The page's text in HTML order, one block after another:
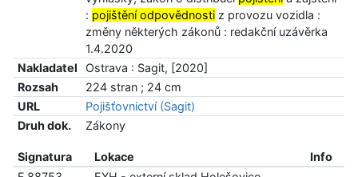
: pojištění odpovědnostiz provozu vozidla :
změny některých zákonů : redakční uzávěrka
1.4.2020
Nakladatel
Ostrava : Sagit, [2020]
Rozsah
224 stran ; 24 cm
URL
Pojišťovnictví (Sagit)
Druh dok.
Zákony
Signatura Lokace
Info